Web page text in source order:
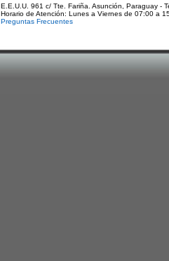
E.E.U.U. 961 c/ Tte. Fariña. Asunción, Paraguay -
Horario de Atención: Lunes a Viernes de 07:00 a
Preguntas Frecuentes